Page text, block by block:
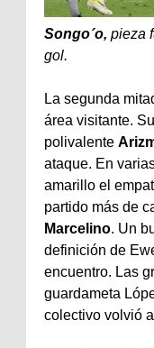
Songo´o, pieza
gol.
La segunda
área visitante.
polivalente
ataque. En
amarillo el
partido más de
Marcelino. Un
definición de
encuentro. Las
guardameta
colectivo volvió